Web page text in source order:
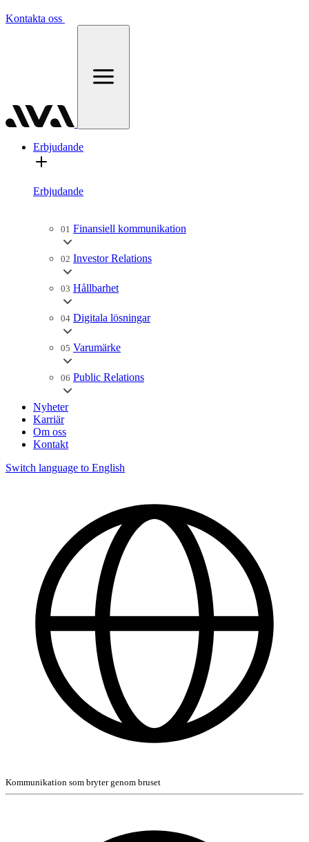
Kontakta oss
Erbjudande
Erbjudande
01 Finansiell kommunikation
02 Investor Relations
03 Hållbarhet
04 Digitala lösningar
05 Varumärke
06 Public Relations
Nyheter
Karriär
Om oss
Kontakt
Switch language to English
Kommunikation som bryter genom bruset